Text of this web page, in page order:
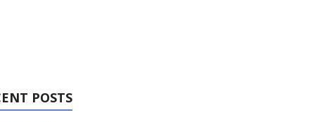
POSTS